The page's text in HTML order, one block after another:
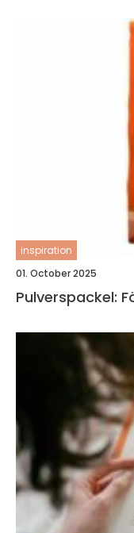
inspiration
01. October 2025
Pulverspackel: